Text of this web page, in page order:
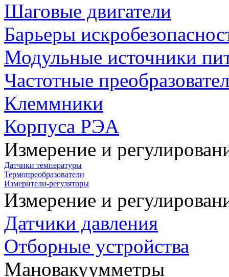
Шаговые двигатели
Барьеры
Модульные источники
Частотные
Клеммники
Корпуса РЭА
Измерение и
Датчики температуры
Термопреобразователи
Измерители-регуляторы
Измерение и
Датчики давления
Отборные устройства
Мановакуумметры